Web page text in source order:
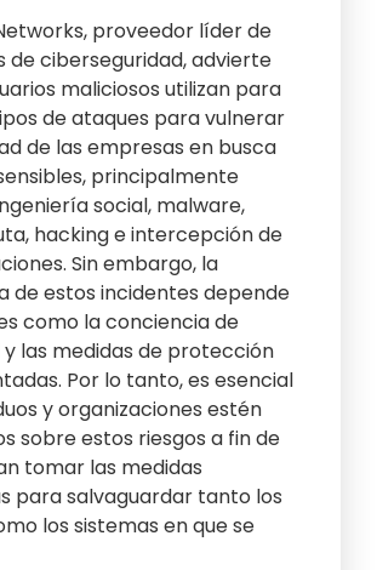
proveedor líder de
de ciberseguridad, advierte
maliciosos utilizan para
de ataques para vulnerar
de las empresas en busca
principalmente
social, malware,
hacking e intercepción de
Sin embargo, la
de estos incidentes depende
como la conciencia de
y las medidas de protección
Por lo tanto, es esencial
y organizaciones estén
sobre estos riesgos a fin de
tomar las medidas
para salvaguardar tanto los
los sistemas en que se